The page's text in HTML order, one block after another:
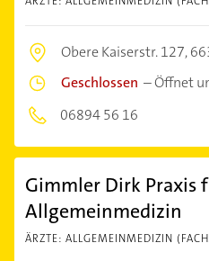
Obere Kaiserstr. 127,
Geschlossen –Öffnet
06894 56 16
Gimmler Dirk Praxis
Allgemeinmedizin
ÄRZTE: ALLGEMEINMEDIZIN